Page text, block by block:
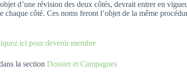
d’une révision des deux côtés, devrait entrer en
côté. Ces noms feront l’objet de la même
ici pour devenir membre
la section Dossier et Campagnes